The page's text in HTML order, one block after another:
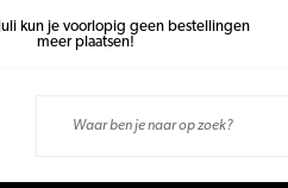
kun je voorlopig geen bestellingen
meer plaatsen!